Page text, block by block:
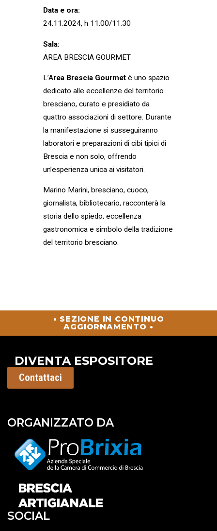
Data e ora:
24.11.2024, h 11.00/11.30
Sala:
AREA BRESCIA GOURMET
L’Area Brescia Gourmet è uno spazio
dedicato alle eccellenze del territorio
bresciano, curato e presidiato da
quattro associazioni di settore. Durante
la manifestazione si susseguiranno
laboratori e preparazioni di cibi tipici di
Brescia e non solo, offrendo
un’esperienza unica ai visitatori.
Marino Marini, bresciano, cuoco,
giornalista, bibliotecario, racconterà la
storia dello spiedo, eccellenza
gastronomica e simbolo della tradizione
del territorio bresciano.
• SEZIONE IN CONTINUO
AGGIORNAMENTO •
DIVENTA ESPOSITORE
Contattaci
ORGANIZZATO DA
SOCIAL